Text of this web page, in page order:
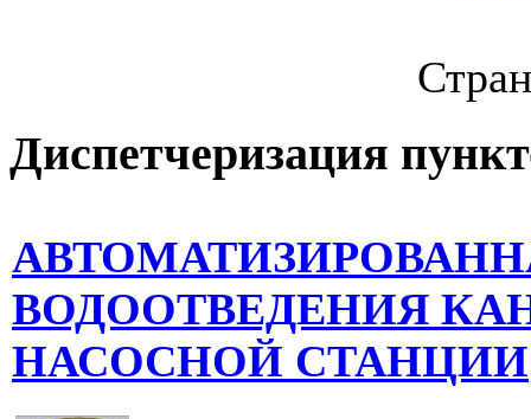
Диспетчеризация
ВОДООТВЕДЕНИЯ
НАСОСНОЙ СТАНЦИИ